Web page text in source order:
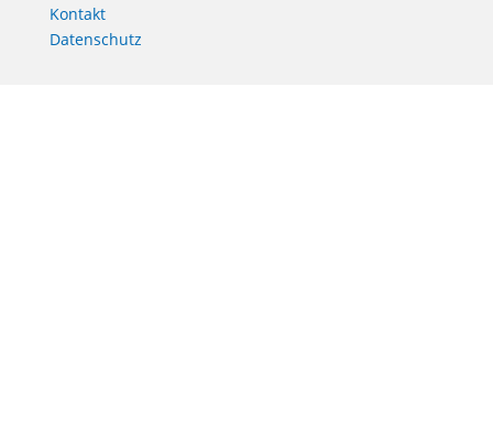
Kontakt
Datenschutz